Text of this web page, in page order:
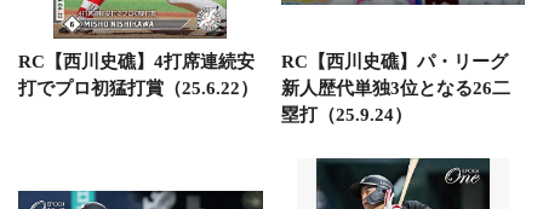
RC【西川史礁】4打席連続安
打でプロ初猛打賞（25.6.22）
RC【西川史礁】パ・リーグ
新人歴代単独3位となる26二
塁打（25.9.24）